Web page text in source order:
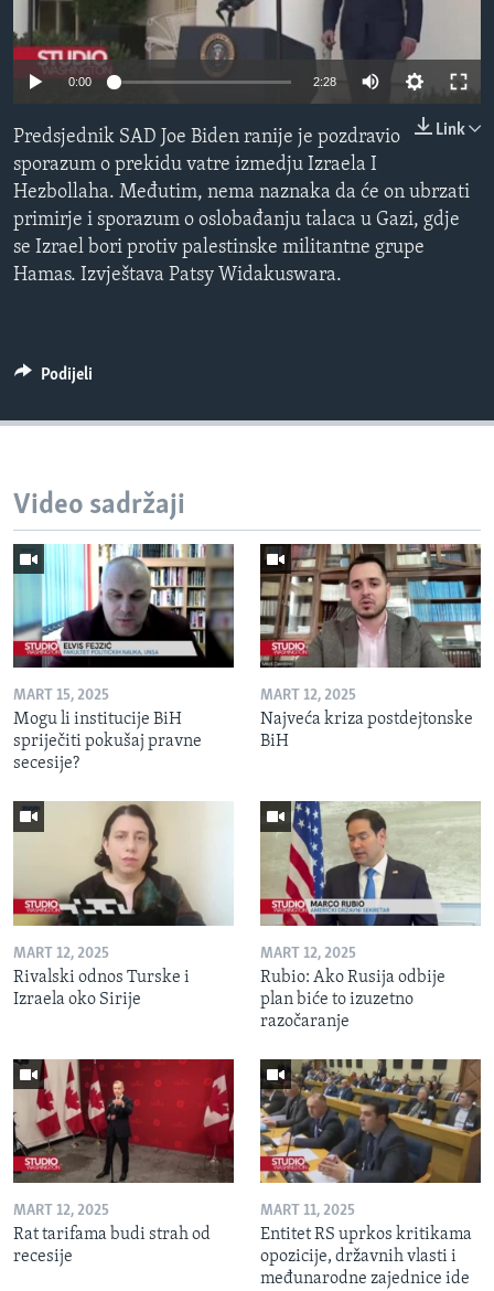
MAGAZIN
O GLASU AMERIKE
PRATITE NAS
Jezici
0:00 2:28
Link
Predsjednik SAD Joe Biden ranije je pozdravio
sporazum o prekidu vatre izmedju Izraela I
Hezbollaha. Međutim, nema naznaka da će on ubrzati
primirje i sporazum o oslobađanju talaca u Gazi, gdje
se Izrael bori protiv palestinske militantne grupe
Hamas. Izvještava Patsy Widakuswara.
Podijeli
Video sadržaji
MART 15, 2025
Mogu li institucije BiH
spriječiti pokušaj pravne
secesije?
MART 12, 2025
Najveća kriza postdejtonske
BiH
MART 12, 2025
Rivalski odnos Turske i
Izraela oko Sirije
MART 12, 2025
Rubio: Ako Rusija odbije
plan biće to izuzetno
razočaranje
MART 12, 2025
Rat tarifama budi strah od
recesije
MART 11, 2025
Entitet RS uprkos kritikama
opozicije, državnih vlasti i
međunarodne zajednice ide